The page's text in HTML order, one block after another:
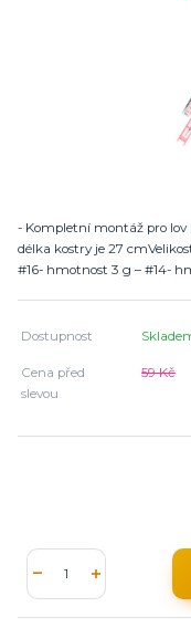
- Kompletní montáž pro
délka kostry je 27
#16- hmotnost 3 g – #14-
Dostupnost
Cena před
slevou
59 Kč